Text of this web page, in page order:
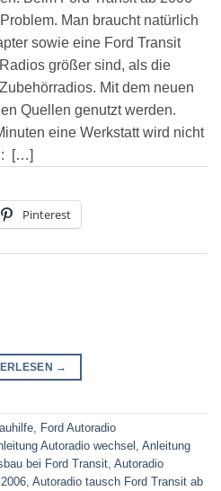
Man braucht natürlich
sowie eine Ford Transit
größer sind, als die
Mit dem neuen
Quellen genutzt werden.
eine Werkstatt wird nicht
[…]
Pinterest
→
Ford Autoradio
Autoradio wechsel
Anleitung
bei Ford Transit Autoradio
Autoradio tausch Ford Transit ab